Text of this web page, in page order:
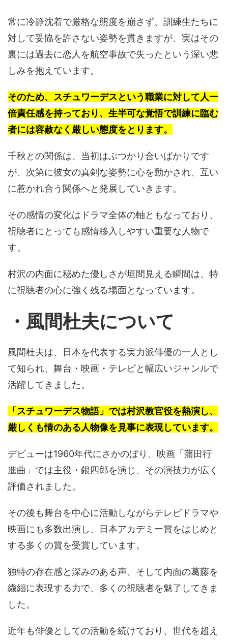
常に冷静沈着で厳格な態度を崩さず、訓練生たちに
対して妥協を許さない姿勢を貫きますが、実はその
裏には過去に恋人を航空事故で失ったという深い悲
しみを抱えています。
そのため、スチュワーデスという職業に対して人一
倍責任感を持っており、生半可な覚悟で訓練に臨む
者には容赦なく厳しい態度をとります。
千秋との関係は、当初はぶつかり合いばかりです
が、次第に彼女の真剣な姿勢に心を動かされ、互い
に惹かれ合う関係へと発展していきます。
その感情の変化はドラマ全体の軸ともなっており、
視聴者にとっても感情移入しやすい重要な人物で
す。
村沢の内面に秘めた優しさが垣間見える瞬間は、特
に視聴者の心に強く残る場面となっています。
・風間杜夫について
風間杜夫は、日本を代表する実力派俳優の一人とし
て知られ、舞台・映画・テレビと幅広いジャンルで
活躍してきました。
「スチュワーデス物語」では村沢教官役を熱演し、
厳しくも情のある人物像を見事に表現しています。
デビューは1960年代にさかのぼり、映画「蒲田行
進曲」では主役・銀四郎を演じ、その演技力が広く
評価されました。
その後も舞台を中心に活動しながらテレビドラマや
映画にも多数出演し、日本アカデミー賞をはじめと
する多くの賞を受賞しています。
独特の存在感と深みのある声、そして内面の葛藤を
繊細に表現する力で、多くの視聴者を魅了してきま
した。
近年も俳優としての活動を続けており、世代を超え